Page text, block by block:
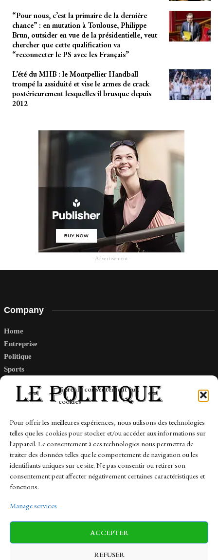
Gérer le consentement aux
cookies
Pour offrir les meilleures expériences, nous utilisons des technologies
telles que les cookies pour stocker et/ou accéder aux informations sur
l'appareil. Le consentement à ces technologies nous permettra de
traiter des données telles que le comportement de navigation ou les
identifiants uniques sur ce site. Ne pas consentir ou retirer son
consentement peut affecter négativement certaines caractéristiques et
fonctions.
Manage services
ACCEPTER
REFUSER
“Pour nous, c’est la primaire de la dernière
chance” : en mutation à Toulouse, Philippe
Brun, outsider en vue de la présidentielle, veut
chercher que cette qualification va
“reconnecter le PS avec les Français”
L’été du MHB : le Montpellier Handball
trompé la assiduité et vise le armes de crack
postérieurement lesquelles il brusque depuis
2012
- Advertisement -
Company
Home
Entreprise
Politique
Sports
Links
Contact
Sitemap
News Finance-Marches Politics
Business Tech Health Sports Travel